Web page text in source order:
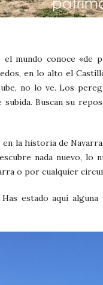
mundo conoce «de
en lo alto el
no lo ve. Los
Buscan su
la historia de
nada nuevo, lo
o por cualquier
estado aquí